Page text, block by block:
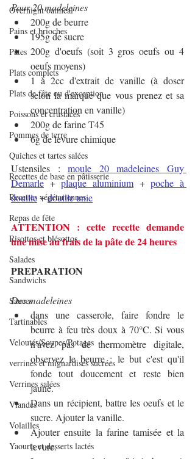
Overnight oatmeal
Pains et brioches
Pâtes
Plats complets
Plats de fête ou d'exception
Poissons et crustacés
Pommes de terre
Quiches et tartes salées
Recettes de base en pâtisserie
Recettes végétariennes
Repas de fête
Risottos et blésottos
Salades
Sandwichs
Sauces
Tartinables
Veloutés/Soupes/Potages
verrines et mignardises sucrées
Verrines salées
Viandes
Volailles
Yaourts et desserts lactés
Pour 20 madeleines
200g de beurre
195g de sucre
200g d'oeufs (soit 3 gros oeufs ou 4
oeufs moyens)
1 à 2cc d'extrait de vanille (à doser
selon la marque que vous prenez et sa
concentration en vanille)
200g de farine T45
6g de levure chimique
Ustensiles : moule 20 madeleines Guy
Demarle + plaque aluminium + poche à
douille + douille unie
ATTENTION : cette recette demande
une mise au frais de la pâte de 24 heures
PREPARATION
Des madeleines
dans une casserole, faire fondre le
beurre à feu très doux à 70°C. Si vous
n'avez pas de thermomètre digitale,
observez le beurre : le but c'est qu'il
fonde tout doucement et reste bien
jaune.
Dans un récipient, battre les oeufs et le
sucre. Ajouter la vanille.
Ajouter ensuite la farine tamisée et la
levure.